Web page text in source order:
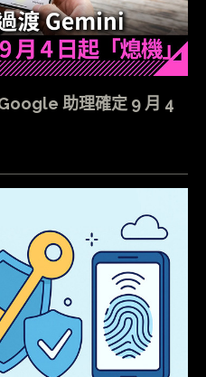
助理確定 9 月 4